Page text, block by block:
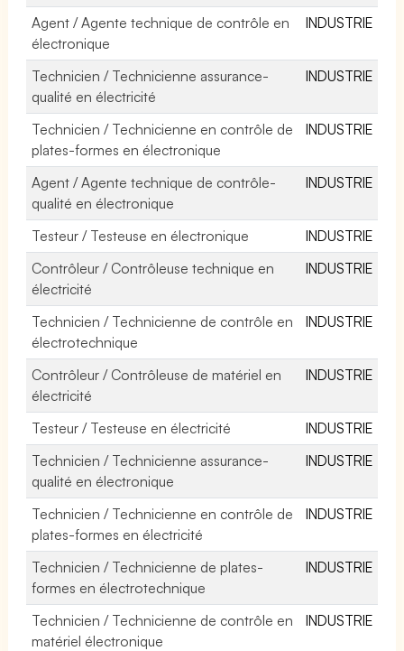
Agent / Agente technique de contrôle en
électronique
INDUSTRIE
Technicien / Technicienne assurance-
qualité en électricité
INDUSTRIE
Technicien / Technicienne en contrôle de
plates-formes en électronique
INDUSTRIE
Agent / Agente technique de contrôle-
qualité en électronique
INDUSTRIE
Testeur / Testeuse en électronique
INDUSTRIE
Contrôleur / Contrôleuse technique en
électricité
INDUSTRIE
Technicien / Technicienne de contrôle en
électrotechnique
INDUSTRIE
Contrôleur / Contrôleuse de matériel en
électricité
INDUSTRIE
Testeur / Testeuse en électricité
INDUSTRIE
Technicien / Technicienne assurance-
qualité en électronique
INDUSTRIE
Technicien / Technicienne en contrôle de
plates-formes en électricité
INDUSTRIE
Technicien / Technicienne de plates-
formes en électrotechnique
INDUSTRIE
Technicien / Technicienne de contrôle en
matériel électronique
INDUSTRIE